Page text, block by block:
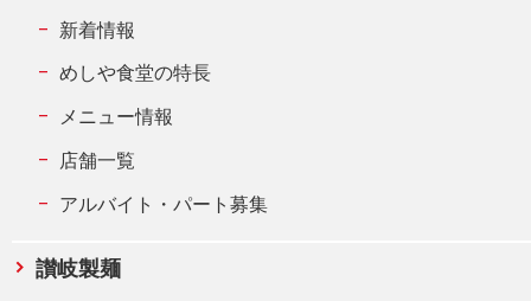
新着情報
めしや食堂の特長
メニュー情報
店舗一覧
アルバイト・パート募集
讃岐製麺